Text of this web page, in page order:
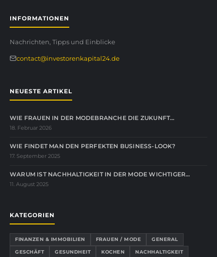
INFORMATIONEN
Nachrichten, Tipps und Einblicke
contact@investorenkapital24.de
NEUESTE ARTIKEL
WIE FRAUEN IN DER MODEBRANCHE DIE ZUKUNFT…
18. Februar 2026
WIE FINDET MAN DEN PERFEKTEN BUSINESS-LOOK?
17. September 2025
WARUM IST NACHHALTIGKEIT IN DER MODE WICHTIGER…
11. August 2025
KATEGORIEN
FINANZEN & IMMOBILIEN FRAUEN / MODE
GENERAL
GESCHÄFT
GESUNDHEIT KOCHEN NACHHALTIGKEIT